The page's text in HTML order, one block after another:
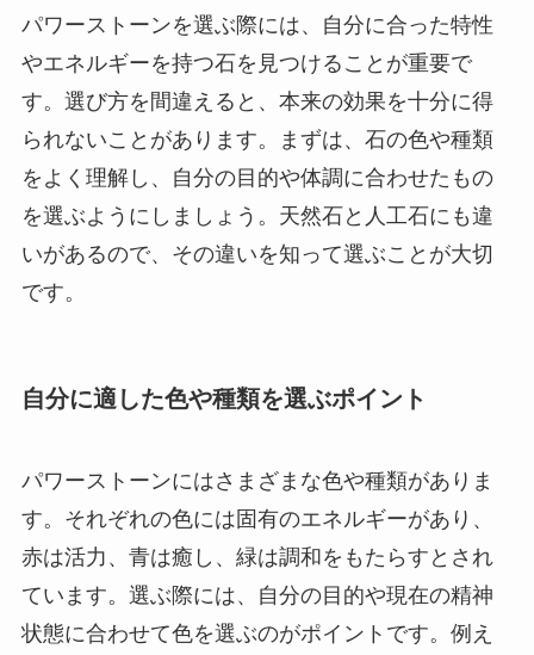
パワーストーンを選ぶ際には、自分に合った特性
やエネルギーを持つ石を見つけることが重要で
す。選び方を間違えると、本来の効果を十分に得
られないことがあります。まずは、石の色や種類
をよく理解し、自分の目的や体調に合わせたもの
を選ぶようにしましょう。天然石と人工石にも違
いがあるので、その違いを知って選ぶことが大切
です。
自分に適した色や種類を選ぶポイント
パワーストーンにはさまざまな色や種類がありま
す。それぞれの色には固有のエネルギーがあり、
赤は活力、青は癒し、緑は調和をもたらすとされ
ています。選ぶ際には、自分の目的や現在の精神
状態に合わせて色を選ぶのがポイントです。例え